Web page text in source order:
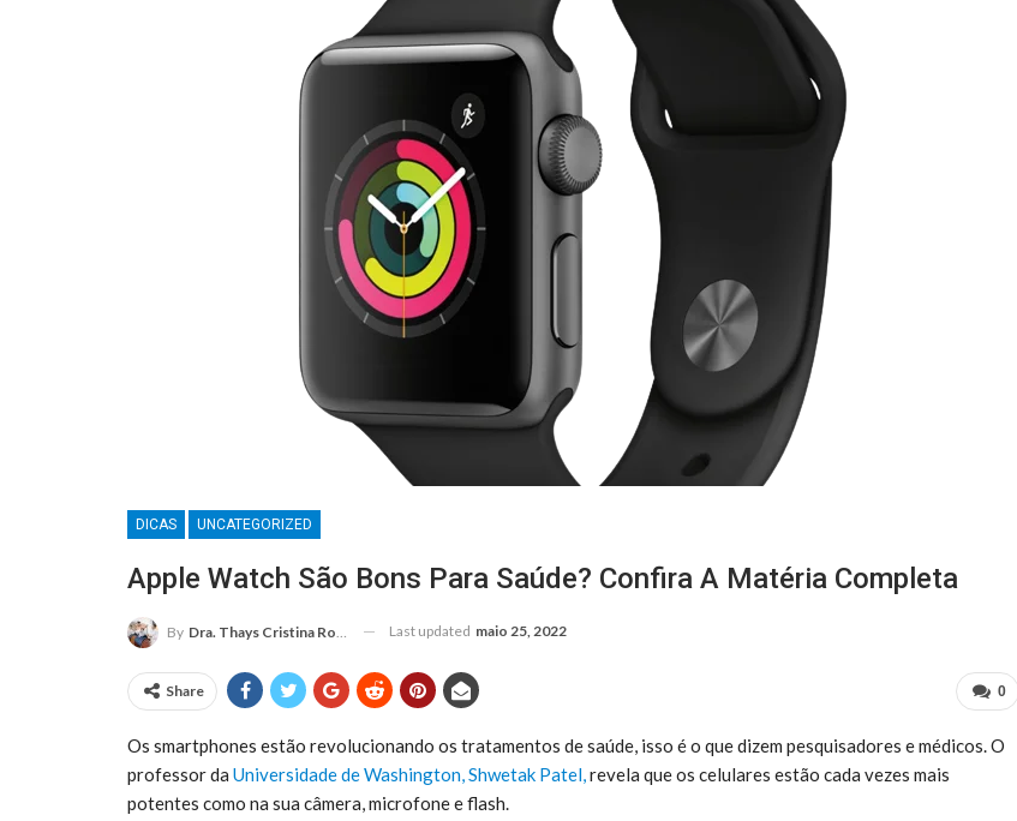
DICAS UNCATEGORIZED
Apple Watch São Bons Para Saúde? Confira A Matéria Completa
By Dra. Thays Cristina Rodrigues Last updated maio 25, 2022
0
Share
Os smartphones estão revolucionando os tratamentos de saúde, isso é o que dizem pesquisadores e médicos. O
professor da Universidade de Washington, Shwetak Patel,revela que os celulares estão cada vezes mais
potentes como na sua câmera, microfone e flash.